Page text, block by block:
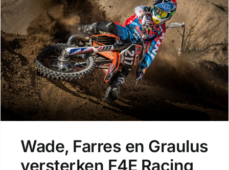
Wade, Farres en Graulus
versterken F4E Racing